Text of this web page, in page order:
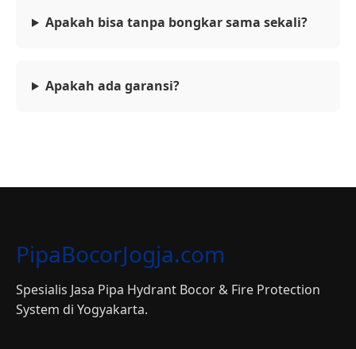
Apakah bisa tanpa bongkar sama sekali?
Apakah ada garansi?
PipaBocorJogja.com
Spesialis Jasa Pipa Hydrant Bocor & Fire Protection
System di Yogyakarta.